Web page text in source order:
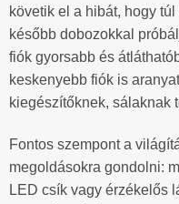
követik el a hibát, hogy
később dobozokkal
fiók gyorsabb és
keskenyebb fiók is
kiegészítőknek, sálaknak
Fontos szempont a
megoldásokra gondolni:
LED csík vagy érzékelős